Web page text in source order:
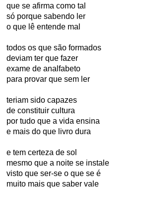
que se afirma como tal
só porque sabendo ler
o que lê entende mal
todos os que são formados
deviam ter que fazer
exame de analfabeto
para provar que sem ler
teriam sido capazes
de constituir cultura
por tudo que a vida ensina
e mais do que livro dura
e tem certeza de sol
mesmo que a noite se instale
visto que ser-se o que se é
muito mais que saber vale